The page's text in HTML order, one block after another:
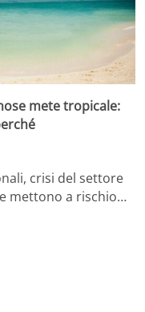
mete tropicale:
crisi del settore
mettono a rischio…